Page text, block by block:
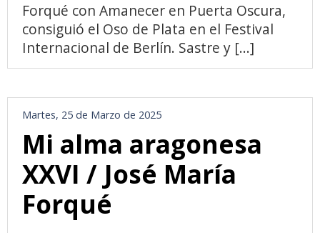
Forqué con Amanecer en Puerta Oscura,
consiguió el Oso de Plata en el Festival
Internacional de Berlín. Sastre y [...]
Martes, 25 de Marzo de 2025
Mi alma aragonesa
XXVI / José María
Forqué